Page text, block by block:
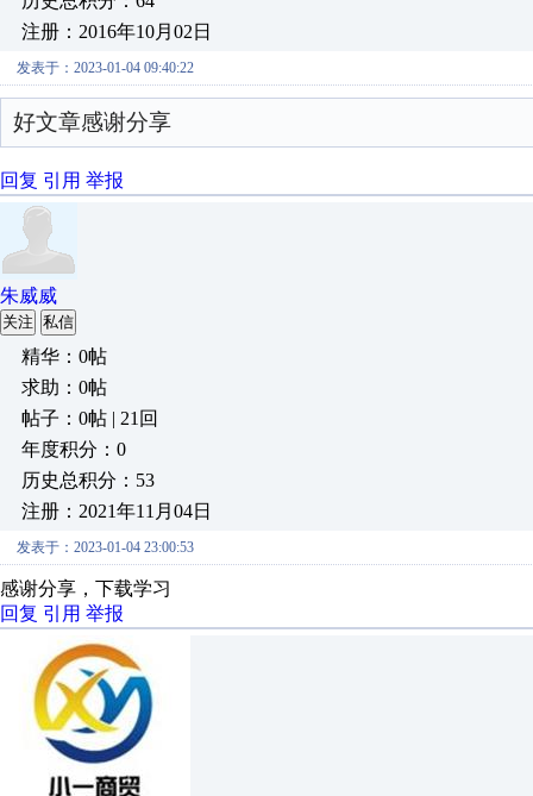
注册：2016年10月02日
发表于：2023-01-04 09:40:22
好文章感谢分享
回复 引用 举报
朱威威
关注 私信
精华：0帖
求助：0帖
帖子：0帖 | 21回
年度积分：0
历史总积分：53
注册：2021年11月04日
发表于：2023-01-04 23:00:53
感谢分享，下载学习
回复 引用 举报